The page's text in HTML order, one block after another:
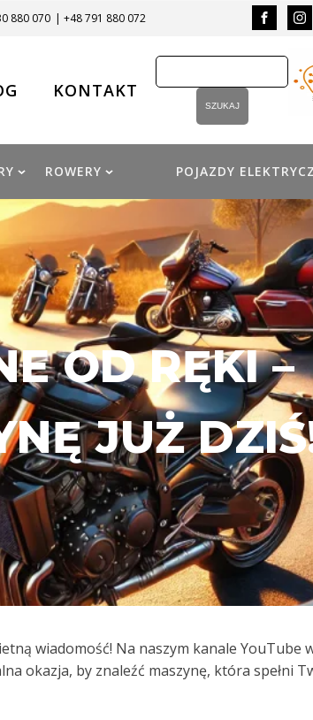
880 070 | +48 791 880 072
KONTAKT
ROWERY POJAZDY
OD RĘKI –
JUŻ
wiadomość! Na naszym kanale YouTube
okazja, by znaleźć maszynę, która spełni